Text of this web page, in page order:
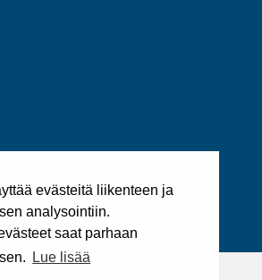
evästeitä liikenteen ja
analysointiin.
saat parhaan
Lue lisää